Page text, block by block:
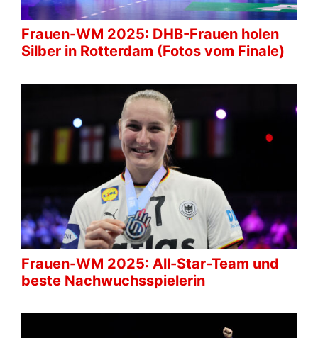
Frauen-WM 2025: DHB-Frauen holen
Silber in Rotterdam (Fotos vom Finale)
Frauen-WM 2025: All-Star-Team und
beste Nachwuchsspielerin